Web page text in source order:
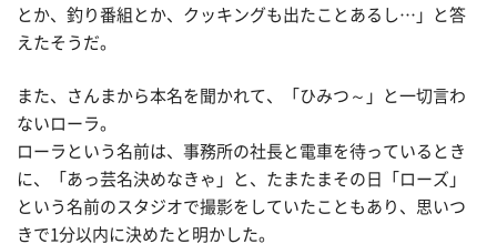
とか、釣り番組とか、クッキングも出たことあるし…」と答
えたそうだ。
また、さんまから本名を聞かれて、「ひみつ～」と一切言わ
ないローラ。
ローラという名前は、事務所の社長と電車を待っているとき
に、「あっ芸名決めなきゃ」と、たまたまその日「ローズ」
という名前のスタジオで撮影をしていたこともあり、思いつ
きで1分以内に決めたと明かした。